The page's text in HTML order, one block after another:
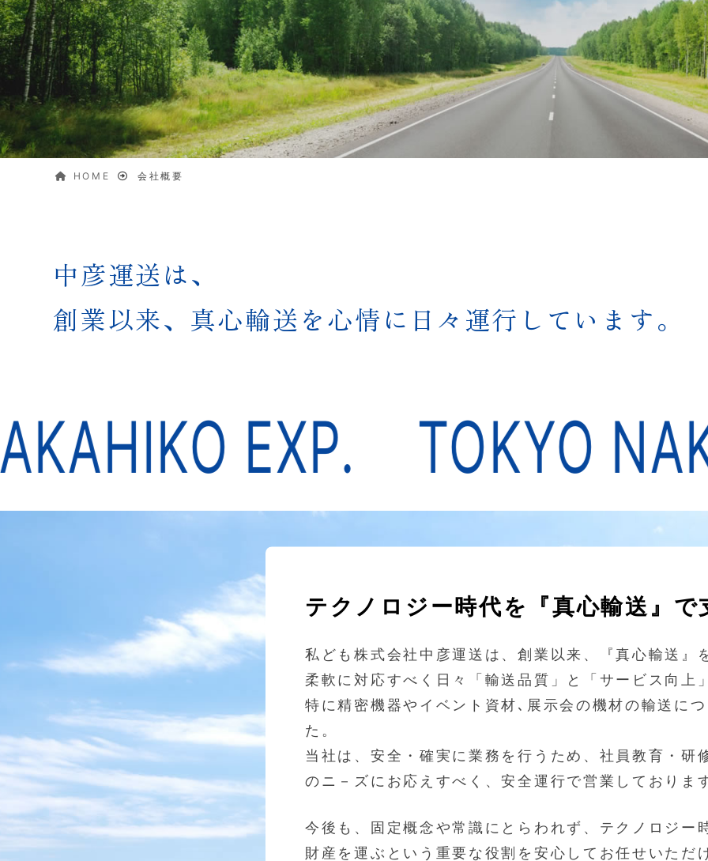
HOME 会社概要
中彦運送は、
創業以来、真心輸送を心情に日々運行しています。
EXP. TOKYO
テクノロジー時代を『真心輸送』で
私ども株式会社中彦運送は、創業以来、『真心輸送』
柔軟に対応すべく日々「輸送品質」と「サービス向上
特に精密機器やイベント資材､展示会の機材の輸送に
た。
当社は、安全・確実に業務を行うため、社員教育・
のニ－ズにお応えすべく、安全運行で営業しておりま
今後も、固定概念や常識にとらわれず、テクノロジー
財産を運ぶという重要な役割を安心してお任せいただ